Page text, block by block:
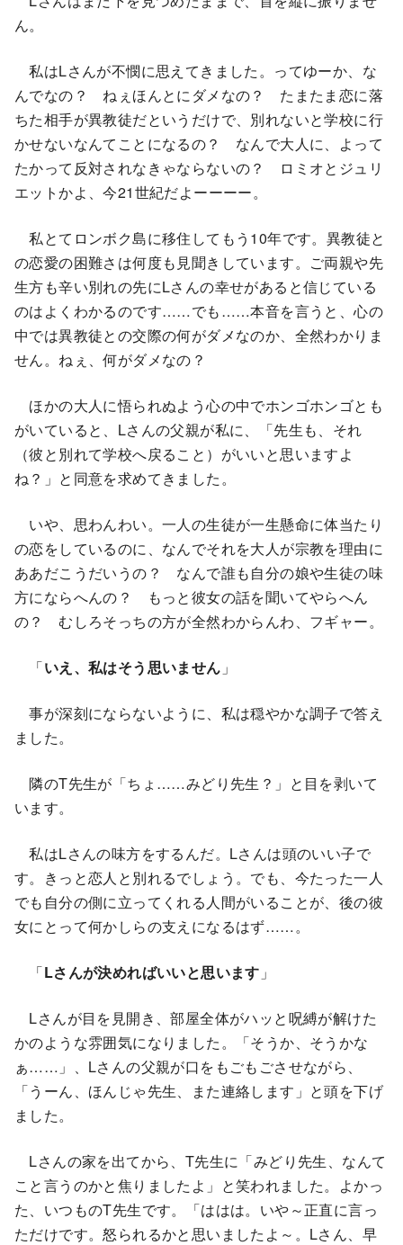
ん。
私はLさんが不憫に思えてきました。ってゆーか、な
んでなの？ ねぇほんとにダメなの？ たまたま恋に落
ちた相手が異教徒だというだけで、別れないと学校に行
かせないなんてことになるの？ なんで大人に、よって
たかって反対されなきゃならないの？ ロミオとジュリ
エットかよ、今21世紀だよーーーー。
私とてロンボク島に移住してもう10年です。異教徒と
の恋愛の困難さは何度も見聞きしています。ご両親や先
生方も辛い別れの先にLさんの幸せがあると信じている
のはよくわかるのです……でも……本音を言うと、心の
中では異教徒との交際の何がダメなのか、全然わかりま
せん。ねぇ、何がダメなの？
ほかの大人に悟られぬよう心の中でホンゴホンゴとも
がいていると、Lさんの父親が私に、「先生も、それ
（彼と別れて学校へ戻ること）がいいと思いますよ
ね？」と同意を求めてきました。
いや、思わんわい。一人の生徒が一生懸命に体当たり
の恋をしているのに、なんでそれを大人が宗教を理由に
ああだこうだいうの？ なんで誰も自分の娘や生徒の味
方にならへんの？ もっと彼女の話を聞いてやらへん
の？ むしろそっちの方が全然わからんわ、フギャー。
「いえ、私はそう思いません 」
事が深刻にならないように、私は穏やかな調子で答え
ました。
隣のT先生が「ちょ……みどり先生？」と目を剥いて
います。
私はLさんの味方をするんだ。Lさんは頭のいい子で
す。きっと恋人と別れるでしょう。でも、今たった一人
でも自分の側に立ってくれる人間がいることが、後の彼
女にとって何かしらの支えになるはず……。
「Lさんが決めればいいと思います 」
Lさんが目を見開き、部屋全体がハッと呪縛が解けた
かのような雰囲気になりました。「そうか、そうかな
ぁ……」、Lさんの父親が口をもごもごさせながら、
「うーん、ほんじゃ先生、また連絡します」と頭を下げ
ました。
Lさんの家を出てから、T先生に「みどり先生、なんて
こと言うのかと焦りましたよ」と笑われました。よかっ
た、いつものT先生です。「ははは。いや～正直に言っ
ただけです。怒られるかと思いましたよ～。Lさん、早